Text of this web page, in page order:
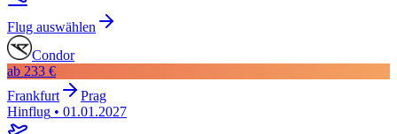
Flug auswählen
Condor
ab 233 €
Frankfurt
Prag
Hinflug • 01.01.2027